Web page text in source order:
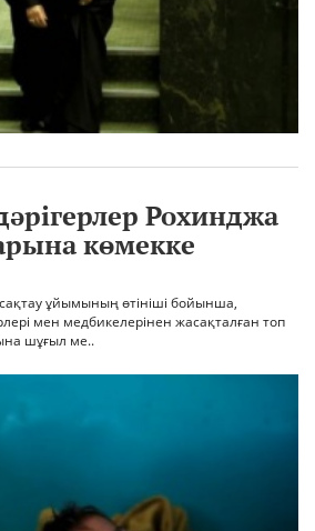
Рохинджа
көмекке
ұйымының өтініші бойынша,
мен медбикелерінен жасақталған топ
шұғыл ме..